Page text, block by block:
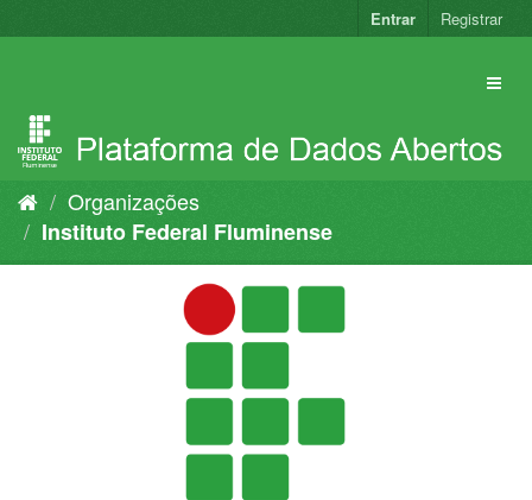
para
Entrar Registrar
Organizações
Instituto Federal Fluminense